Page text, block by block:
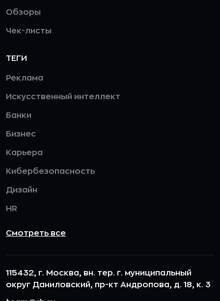
Обзоры
Чек-листы
ТЕГИ
Реклама
Искусственный интеллект
Банки
Бизнес
Карьера
Кибербезопасность
Дизайн
HR
Смотреть все
115432, г. Москва, вн. тер. г. муниципальный
округ Даниловский, пр-кт Андропова, д. 18, к. 3